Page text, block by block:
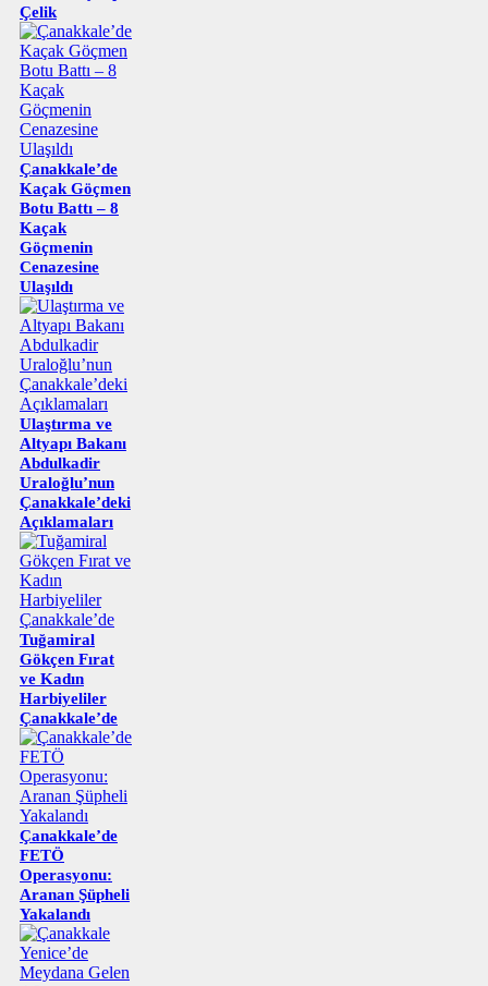
Çelik
Çanakkale’de
Kaçak Göçmen
Botu Battı – 8
Kaçak
Göçmenin
Cenazesine
Ulaşıldı
Ulaştırma ve
Altyapı Bakanı
Abdulkadir
Uraloğlu’nun
Çanakkale’deki
Açıklamaları
Tuğamiral
Gökçen Fırat
ve Kadın
Harbiyeliler
Çanakkale’de
Çanakkale’de
FETÖ
Operasyonu:
Aranan Şüpheli
Yakalandı